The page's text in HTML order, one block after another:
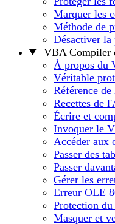
Marquer les
Méthode de
Désactiver la
VBA Compiler
À propos du
Véritable
Référence
Recettes de
Écrire et
Invoquer le
Accéder aux
Passer des
Passer
Gérer les
Erreur OLE
Protection
Masquer et